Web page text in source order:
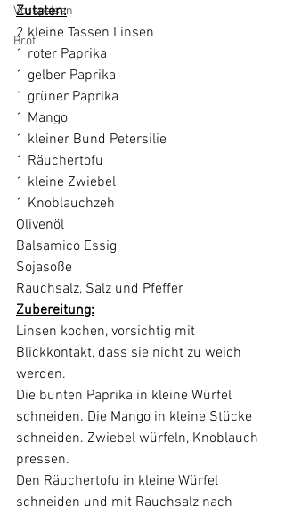
Vorspeisen
Brot
Zutaten:
2 kleine Tassen Linsen
1 roter Paprika
1 gelber Paprika
1 grüner Paprika
1 Mango
1 kleiner Bund Petersilie
1 Räuchertofu
1 kleine Zwiebel
1 Knoblauchzeh
Olivenöl
Balsamico Essig
Sojasoße
Rauchsalz, Salz und Pfeffer
Zubereitung:
Linsen kochen, vorsichtig mit
Blickkontakt, dass sie nicht zu weich
werden.
Die bunten Paprika in kleine Würfel
schneiden. Die Mango in kleine Stücke
schneiden. Zwiebel würfeln, Knoblauch
pressen.
Den Räuchertofu in kleine Würfel
schneiden und mit Rauchsalz nach